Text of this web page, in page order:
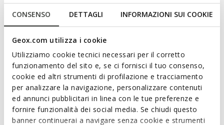
CONSENSO DETTAGLI INFORMAZIONI SUI COOKIE
Geox.com utilizza i cookie
Utilizziamo cookie tecnici necessari per il corretto
funzionamento del sito e, se ci fornisci il tuo consenso,
cookie ed altri strumenti di profilazione e tracciamento
per analizzare la navigazione, personalizzare contenuti
ed annunci pubblicitari in linea con le tue preferenze e
fornire funzionalità dei social media. Se chiudi questo
banner continuerai a navigare senza cookie e strumenti
SOSTENIBILE
HADRIEL BAMBINA
ECLYPER BAMBINA